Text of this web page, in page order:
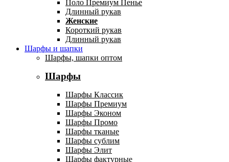
Поло Премиум Пенье
Длинный рукав
Женские
Короткий рукав
Длинный рукав
Шарфы и шапки
Шарфы, шапки оптом
Шарфы
Шарфы Классик
Шарфы Премиум
Шарфы Эконом
Шарфы Промо
Шарфы тканые
Шарфы сублим
Шарфы Элит
Шарфы фактурные